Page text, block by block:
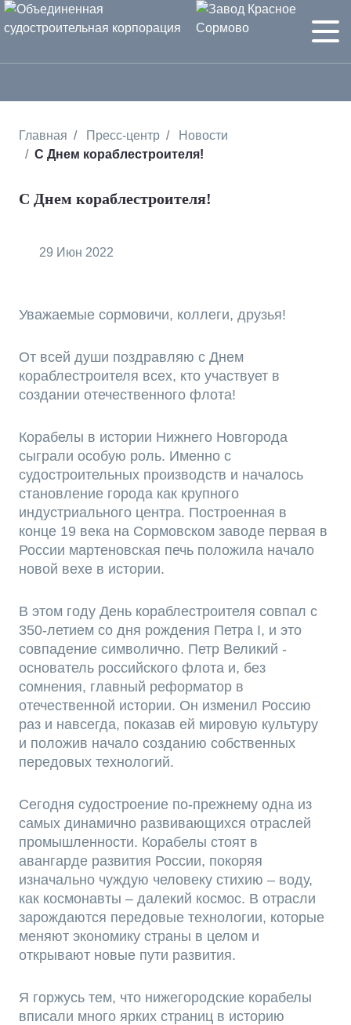
Главная Пресс-центр
Новости
С Днем кораблестроителя!
С Днем кораблестроителя!
29 Июн 2022
Уважаемые сормовичи, коллеги, друзья!
От всей души поздравляю с Днем
кораблестроителя всех, кто участвует в
создании отечественного флота!
Корабелы в истории Нижнего Новгорода
сыграли особую роль. Именно с
судостроительных производств и началось
становление города как крупного
индустриального центра. Построенная в
конце 19 века на Сормовском заводе первая в
России мартеновская печь положила начало
новой вехе в истории.
В этом году День кораблестроителя совпал с
350-летием со дня рождения Петра I, и это
совпадение символично. Петр Великий -
основатель российского флота и, без
сомнения, главный реформатор в
отечественной истории. Он изменил Россию
раз и навсегда, показав ей мировую культуру
и положив начало созданию собственных
передовых технологий.
Сегодня судостроение по-прежнему одна из
самых динамично развивающихся отраслей
промышленности. Корабелы стоят в
авангарде развития России, покоряя
изначально чуждую человеку стихию – воду,
как космонавты – далекий космос. В отрасли
зарождаются передовые технологии, которые
меняют экономику страны в целом и
открывают новые пути развития.
Я горжусь тем, что нижегородские корабелы
вписали много ярких страниц в историю